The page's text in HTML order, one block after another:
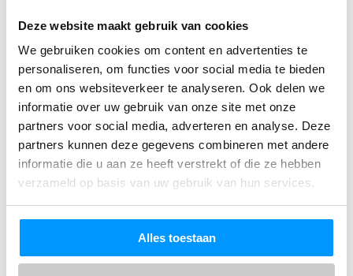
Deze website maakt gebruik van cookies
We gebruiken cookies om content en advertenties te
personaliseren, om functies voor social media te bieden
en om ons websiteverkeer te analyseren. Ook delen we
informatie over uw gebruik van onze site met onze
partners voor social media, adverteren en analyse. Deze
partners kunnen deze gegevens combineren met andere
informatie die u aan ze heeft verstrekt of die ze hebben
verzameld op basis van uw gebruik van hun services.
Alles toestaan